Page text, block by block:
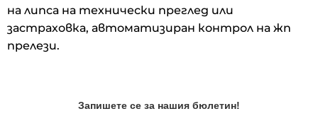
на липса на технически преглед или
застраховка, автоматизиран контрол на жп
прелези.